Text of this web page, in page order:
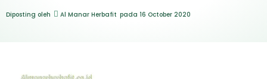
Diposting oleh Al Manar Herbafit pada 16 October 2020